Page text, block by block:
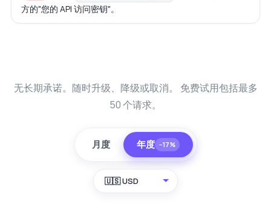
方的"您的 API 访问密钥"。
无长期承诺。随时升级、降级或取消。 免费试用包括最多
50 个请求。
月度 年度 −17%
🇺🇸 USD